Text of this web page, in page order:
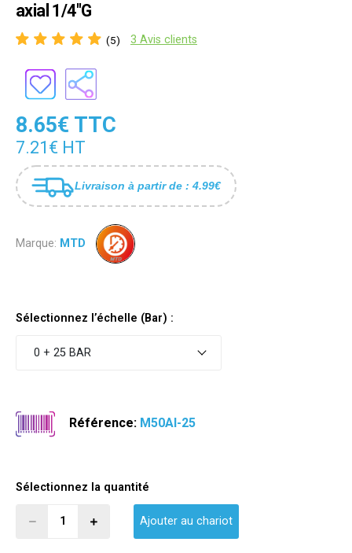
axial 1/4"G
(5) 3 Avis clients
8.65€ TTC
7.21€ HT
Livraison à partir de : 4.99€
Marque: MTD
Sélectionnez l’échelle (Bar) :
0 + 25 BAR
Référence: M50AI-25
Sélectionnez la quantité
Ajouter au chariot